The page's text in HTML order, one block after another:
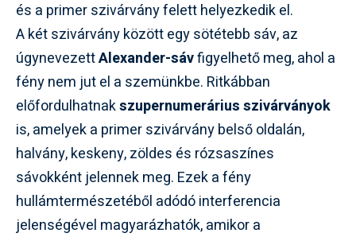
és a primer szivárvány felett helyezkedik el.
A két szivárvány között egy sötétebb sáv, az
úgynevezettAlexander-sávfigyelhető meg, ahol a
fény nem jut el a szemünkbe. Ritkábban
előfordulhatnakszupernumerárius szivárványok
is, amelyek a primer szivárvány belső oldalán,
halvány, keskeny, zöldes és rózsaszínes
sávokként jelennek meg. Ezek a fény
hullámtermészetéből adódó interferencia
jelenségével magyarázhatók, amikor a